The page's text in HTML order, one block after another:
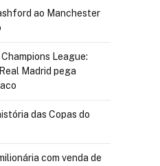
ao Manchester
League:
Madrid pega
das Copas do
com venda de